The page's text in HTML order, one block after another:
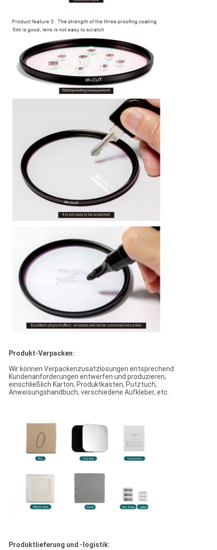
Produkt-Verpacken:
Wir können Verpackenzusatzlösungen entsprechend
Kundenanforderungen entwerfen und produzieren,
einschließlich Karton, Produktkasten, Putztuch,
Anweisungshandbuch, verschiedene Aufkleber, etc.
Produktlieferung und -logistik: